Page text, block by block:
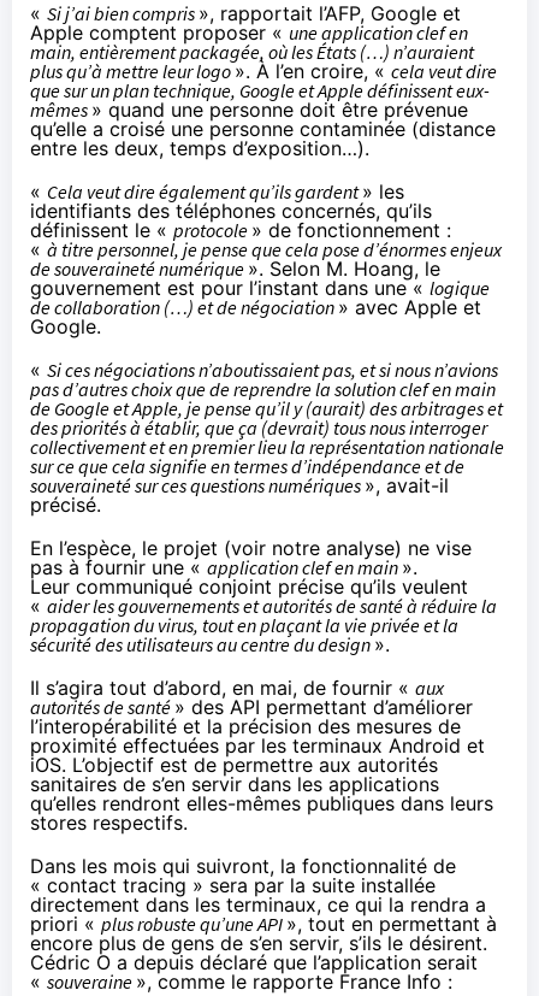
« Si j’ai bien compris », rapportait l’AFP, Google et
Apple comptent proposer « une application clef en
main, entièrement packagée, où les États (…) n’auraient
plus qu’à mettre leur logo ». À l’en croire, « cela veut dire
que sur un plan technique, Google et Apple définissent eux-
mêmes » quand une personne doit être prévenue
qu’elle a croisé une personne contaminée (distance
entre les deux, temps d’exposition…).
« Cela veut dire également qu’ils gardent» les
identifiants des téléphones concernés, qu’ils
définissent le « protocole » de fonctionnement :
« à titre personnel, je pense que cela pose d’énormes enjeux
de souveraineté numérique ». Selon M. Hoang, le
gouvernement est pour l’instant dans une « logique
de collaboration (…) et de négociation » avec Apple et
Google.
« Si ces négociations n’aboutissaient pas, et si nous n’avions
pas d’autres choix que de reprendre la solution clef en main
de Google et Apple, je pense qu’il y (aurait) des arbitrages et
des priorités à établir, que ça (devrait) tous nous interroger
collectivement et en premier lieu la représentation nationale
sur ce que cela signifie en termes d’indépendance et de
souveraineté sur ces questions numériques », avait-il
précisé.
En l’espèce, le projet (voir notre analyse) ne vise
pas à fournir une « application clef en main ».
Leur communiqué conjoint précise qu’ils veulent
« aider les gouvernements et autorités de santé à réduire la
propagation du virus, tout en plaçant la vie privée et la
sécurité des utilisateurs au centre du design ».
Il s’agira tout d’abord, en mai, de fournir « aux
autorités de santé » des API permettant d’améliorer
l’interopérabilité et la précision des mesures de
proximité effectuées par les terminaux Android et
iOS. L’objectif est de permettre aux autorités
sanitaires de s’en servir dans les applications
qu’elles rendront elles-mêmes publiques dans leurs
stores respectifs.
Dans les mois qui suivront, la fonctionnalité de
« contact tracing » sera par la suite installée
directement dans les terminaux, ce qui la rendra a
priori « plus robuste qu’une API », tout en permettant à
encore plus de gens de s’en servir, s’ils le désirent.
Cédric O a depuis déclaré que l’application serait
« souveraine », comme le rapporteFrance Info :